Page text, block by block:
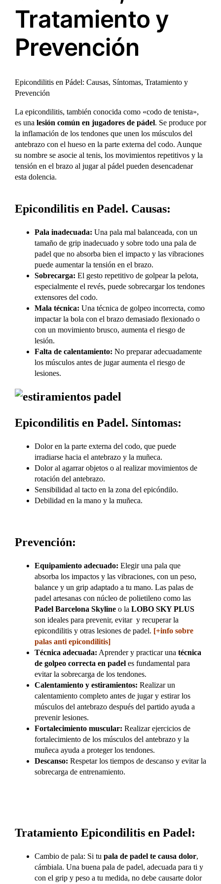
Tratamiento y
Prevención
Epicondilitis en Pádel: Causas, Síntomas, Tratamiento y
Prevención
La epicondilitis, también conocida como «codo de tenista»,
es una lesión común en jugadores de pádel. Se produce por
la inflamación de los tendones que unen los músculos del
antebrazo con el hueso en la parte externa del codo. Aunque
su nombre se asocie al tenis, los movimientos repetitivos y la
tensión en el brazo al jugar al pádel pueden desencadenar
esta dolencia.
Epicondilitis en Padel. Causas:
Pala inadecuada: Una pala mal balanceada, con un
tamaño de grip inadecuado y sobre todo una pala de
padel que no absorba bien el impacto y las vibraciones
puede aumentar la tensión en el brazo.
Sobrecarga: El gesto repetitivo de golpear la pelota,
especialmente el revés, puede sobrecargar los tendones
extensores del codo.
Mala técnica: Una técnica de golpeo incorrecta, como
impactar la bola con el brazo demasiado flexionado o
con un movimiento brusco, aumenta el riesgo de
lesión.
Falta de calentamiento: No preparar adecuadamente
los músculos antes de jugar aumenta el riesgo de
lesiones.
Epicondilitis en Padel. Síntomas:
Dolor en la parte externa del codo, que puede
irradiarse hacia el antebrazo y la muñeca.
Dolor al agarrar objetos o al realizar movimientos de
rotación del antebrazo.
Sensibilidad al tacto en la zona del epicóndilo.
Debilidad en la mano y la muñeca.
Prevención:
Equipamiento adecuado: Elegir una pala que
absorba los impactos y las vibraciones, con un peso,
balance y un grip adaptado a tu mano. Las palas de
padel artesanas con núcleo de polietileno como las
Padel Barcelona Skyline o la LOBO SKY PLUS
son ideales para prevenir, evitar y recuperar la
epicondilitis y otras lesiones de padel. [+info sobre
palas anti epicondilitis]
Técnica adecuada: Aprender y practicar una técnica
de golpeo correcta en padel es fundamental para
evitar la sobrecarga de los tendones.
Calentamiento y estiramientos: Realizar un
calentamiento completo antes de jugar y estirar los
músculos del antebrazo después del partido ayuda a
prevenir lesiones.
Fortalecimiento muscular: Realizar ejercicios de
fortalecimiento de los músculos del antebrazo y la
muñeca ayuda a proteger los tendones.
Descanso: Respetar los tiempos de descanso y evitar la
sobrecarga de entrenamiento.
Tratamiento Epicondilitis en Padel:
Cambio de pala: Si tu pala de padel te causa dolor,
cámbiala. Una buena pala de padel, adecuada para ti y
con el grip y peso a tu medida, no debe causarte dolor